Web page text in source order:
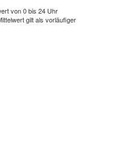
von 0 bis 24 Uhr
gilt als vorläufiger